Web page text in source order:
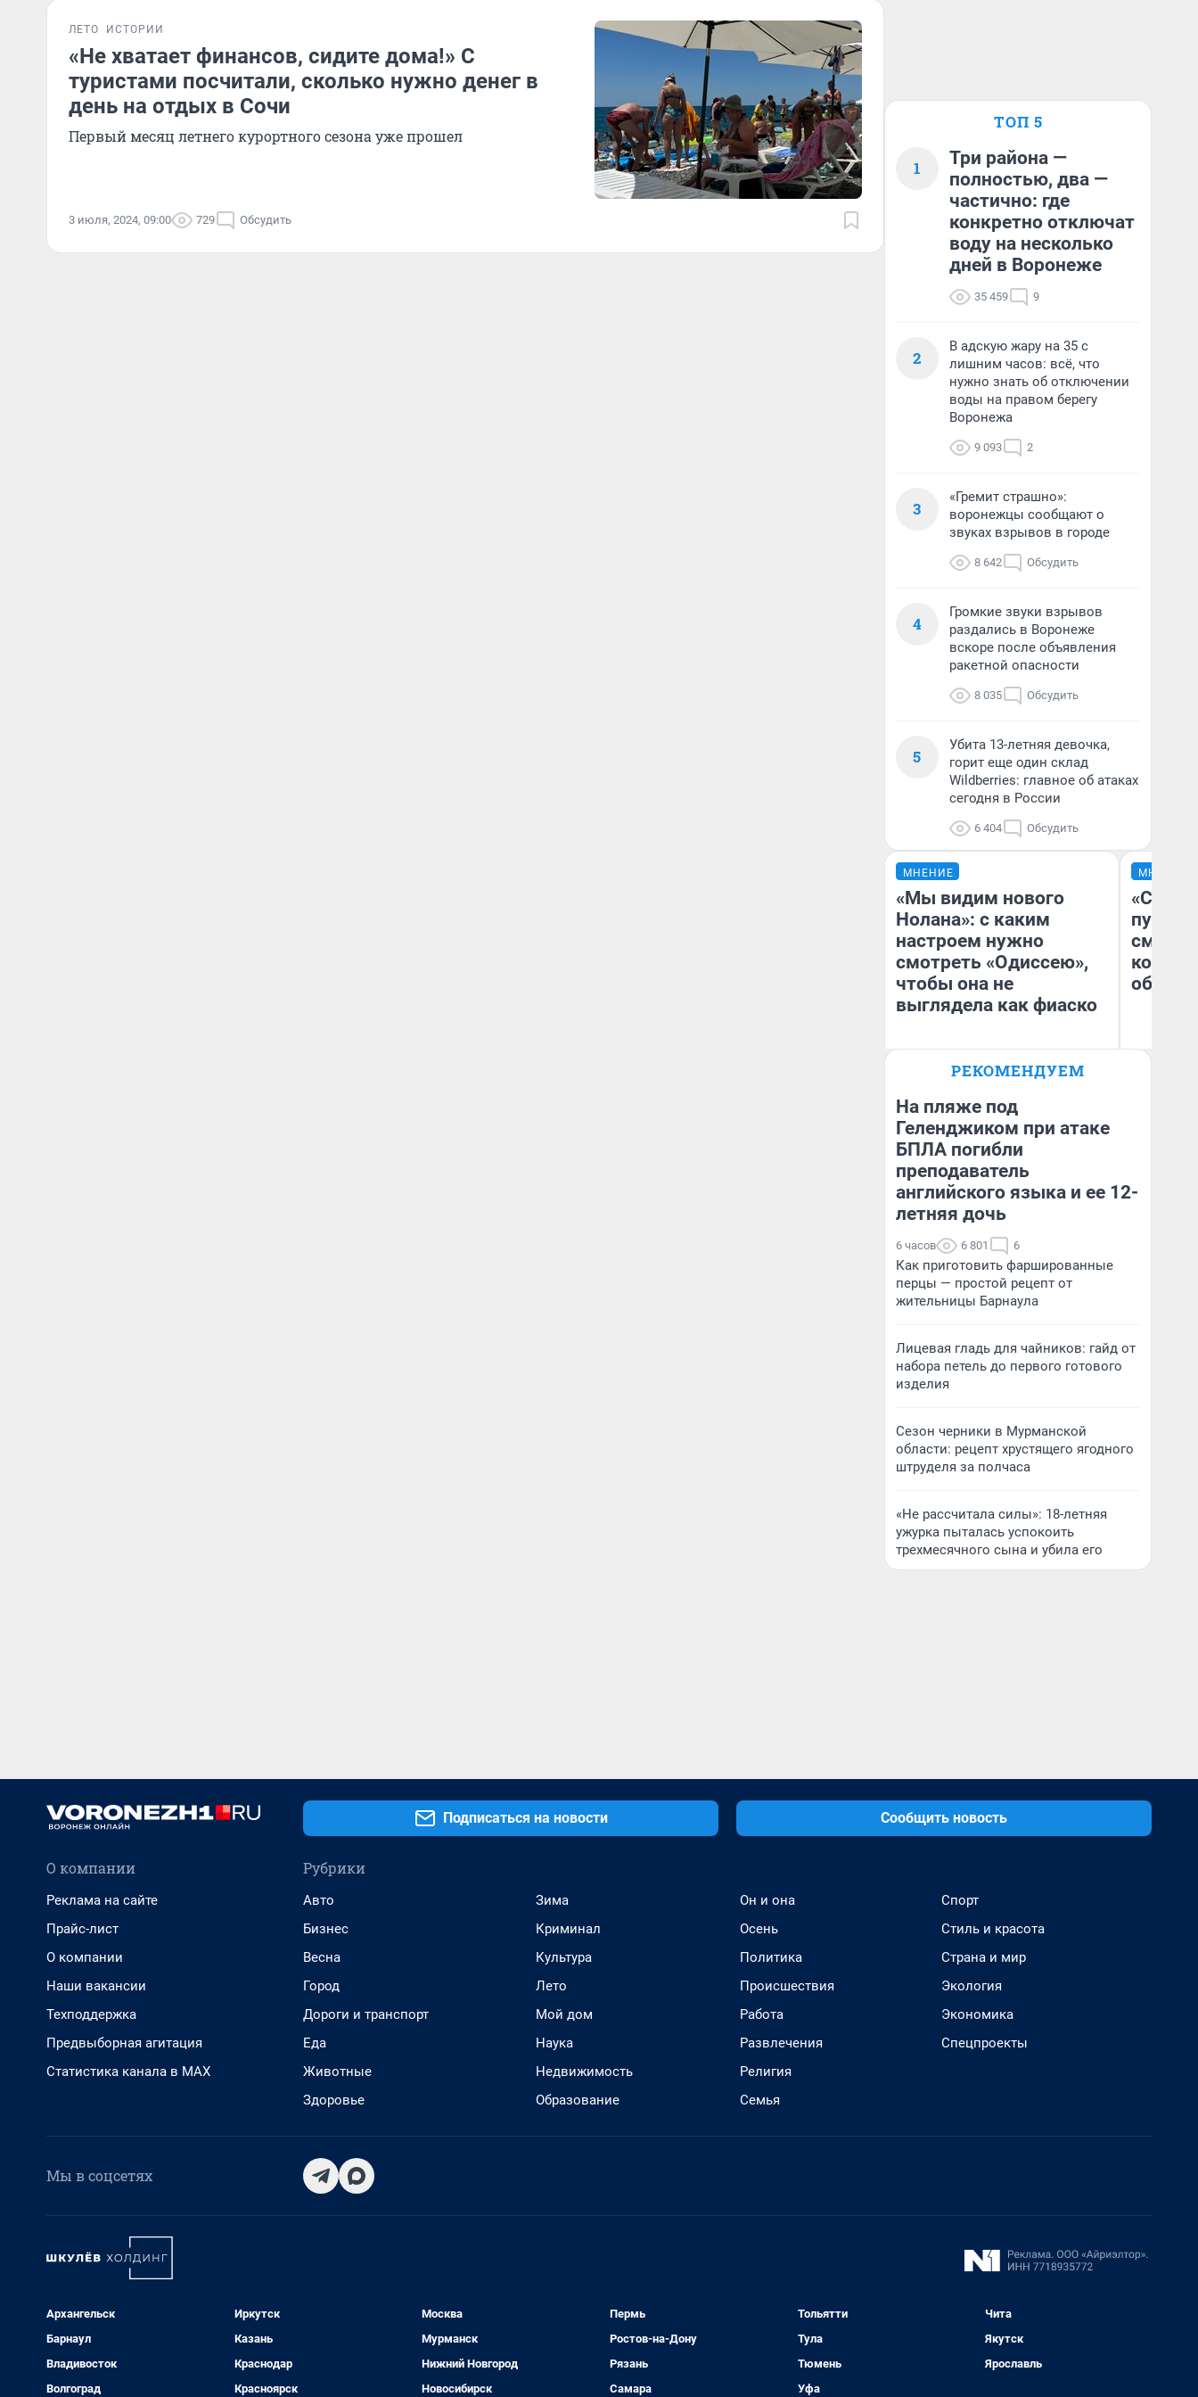
ЛЕТО ИСТОРИИ
«Не хватает финансов, сидите дома!» С
туристами посчитали, сколько нужно денег в
день на отдых в Сочи
Первый месяц летнего курортного сезона уже прошел
3 июля, 2024, 09:00 729 Обсудить
ТОП 5
1
Три района —
полностью, два —
частично: где
конкретно отключат
воду на несколько
дней в Воронеже
35 459 9
2
В адскую жару на 35 с
лишним часов: всё, что
нужно знать об отключении
воды на правом берегу
Воронежа
9 093 2
3
«Гремит страшно»:
воронежцы сообщают о
звуках взрывов в городе
8 642 Обсудить
4
Громкие звуки взрывов
раздались в Воронеже
вскоре после объявления
ракетной опасности
8 035 Обсудить
5
Убита 13-летняя девочка,
горит еще один склад
Wildberries: главное об атаках
сегодня в России
6 404 Обсудить
МНЕНИЕ
«Мы видим нового
Нолана»: с каким
настроем нужно
смотреть «Одиссею»,
чтобы она не
выглядела как фиаско
Надежда Губарь
МНЕНИЕ
РЕКОМЕНДУЕМ
На пляже под
Геленджиком при атаке
БПЛА погибли
преподаватель
английского языка и ее 12-
летняя дочь
6 часов 6 801 6
Как приготовить фаршированные
перцы — простой рецепт от
жительницы Барнаула
Лицевая гладь для чайников: гайд от
набора петель до первого готового
изделия
Сезон черники в Мурманской
области: рецепт хрустящего ягодного
штруделя за полчаса
«Не рассчитала силы»: 18-летняя
ужурка пыталась успокоить
трехмесячного сына и убила его
Подписаться на новости Сообщить новость
О компании
Реклама на сайте
Прайс-лист
О компании
Наши вакансии
Техподдержка
Предвыборная агитация
Статистика канала в MAX
Рубрики
Авто
Бизнес
Весна
Город
Дороги и транспорт
Еда
Животные
Здоровье
Зима
Криминал
Культура
Лето
Мой дом
Наука
Недвижимость
Образование
Он и она
Осень
Политика
Происшествия
Работа
Развлечения
Религия
Семья
Спорт
Стиль и красота
Страна и мир
Экология
Экономика
Спецпроекты
Мы в соцсетях
Архангельск
Барнаул
Владивосток
Волгоград
Иркутск
Казань
Краснодар
Красноярск
Москва
Мурманск
Нижний Новгород
Новосибирск
Пермь
Ростов-на-Дону
Рязань
Самара
Тольятти
Тула
Тюмень
Уфа
Чита
Якутск
Ярославль